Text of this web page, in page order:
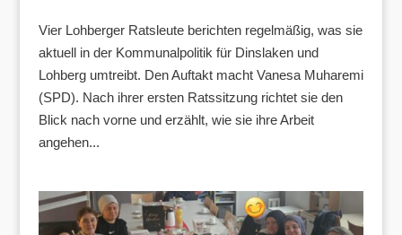
Vier Lohberger Ratsleute berichten regelmäßig, was sie
aktuell in der Kommunalpolitik für Dinslaken und
Lohberg umtreibt. Den Auftakt macht Vanesa Muharemi
(SPD). Nach ihrer ersten Ratssitzung richtet sie den
Blick nach vorne und erzählt, wie sie ihre Arbeit
angehen...